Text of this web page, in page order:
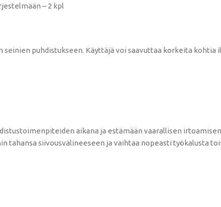
– 2 kpl
puhdistukseen. Käyttäjä voi saavuttaa korkeita kohtia
aikana ja estämään vaarallisen irtoamisen
siivousvälineeseen ja vaihtaa nopeasti työkalusta